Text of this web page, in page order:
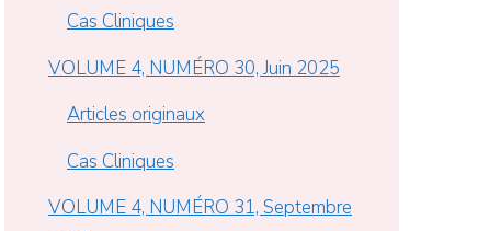
Cas Cliniques
VOLUME 4, NUMÉRO 30, Juin 2025
Articles originaux
Cas Cliniques
VOLUME 4, NUMÉRO 31, Septembre